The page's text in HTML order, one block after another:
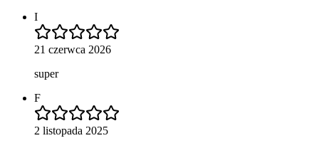
I
21 czerwca 2026
super
F
2 listopada 2025